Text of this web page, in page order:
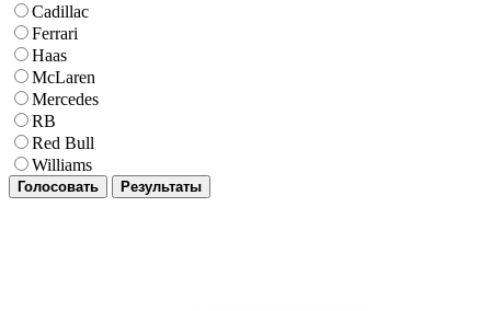
Cadillac
Ferrari
Haas
McLaren
Mercedes
RB
Red Bull
Williams
Голосовать Результаты